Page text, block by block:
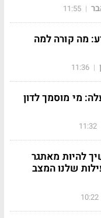
|
11:55
מה קורה למה
|
11:36
מי מוסמך לדון
11:32
להיות מאתגר
שלנו המצב
10:22